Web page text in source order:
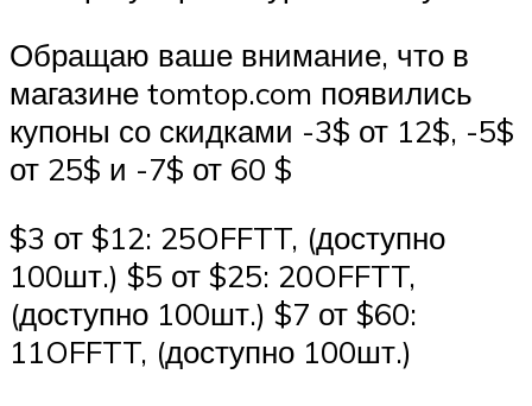
Обращаю ваше внимание, что в
магазине tomtop.com появились
купоны со скидками -3$ от 12$, -5$
от 25$ и -7$ от 60 $
$3 от $12: 25OFFTT, (доступно
100шт.) $5 от $25: 20OFFTT,
(доступно 100шт.) $7 от $60:
11OFFTT, (доступно 100шт.)